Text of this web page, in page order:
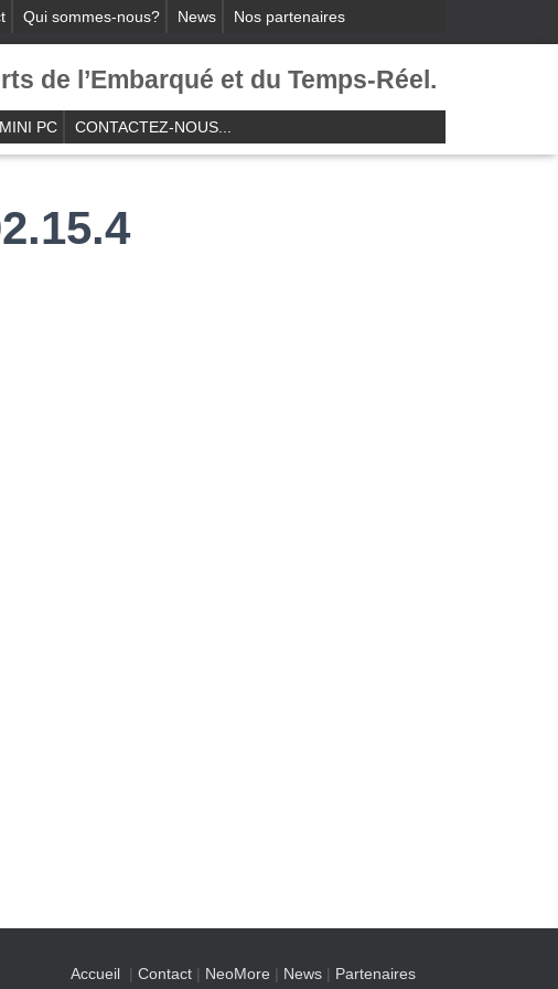
Qui sommes-nous? News Nos partenaires
de l’Embarqué et du Temps-Réel.​
MINI PC CONTACTEZ-NOUS...
Accueil | Contact | NeoMore | News | Partenaires